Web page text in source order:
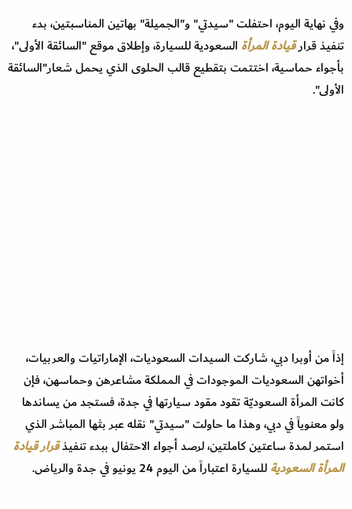
وفي نهاية اليوم، احتفلت "سيدتي" و"الجميلة" بهاتين المناسبتين، بدء
تنفيذ قرارقيادة المرأة السعودية للسيارة، وإطلاق موقع "السائقة الأولى"،
بأجواء حماسية، اختتمت بتقطيع قالب الحلوى الذي يحمل شعار"السائقة
الأولى".
إذاً من أوبرا دبي، شاركت السيدات السعوديات، الإماراتيات والعربيات،
أخواتهن السعوديات الموجودات في المملكة مشاعرهن وحماسهن، فإن
كانت المرأة السعوديّة تقود مقود سيارتها في جدة، فستجد من يساندها
ولو معنوياً في دبي، وهذا ما حاولت "سيدتي" نقله عبر بثها المباشر الذي
استمر لمدة ساعتين كاملتين، لرصد أجواء الاحتفال ببدء تنفيذقرار قيادة
المرأة السعوديةللسيارة اعتباراً من اليوم 24 يونيو في جدة والرياض.